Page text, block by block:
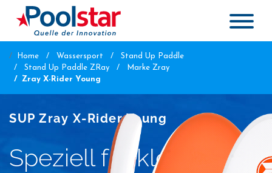
Home Wassersport
Stand Up Paddle
Stand Up Paddle ZRay
Marke Zray
Zray X-Rider Young
SUP Zray X-Rider Young
Speziell für kleine